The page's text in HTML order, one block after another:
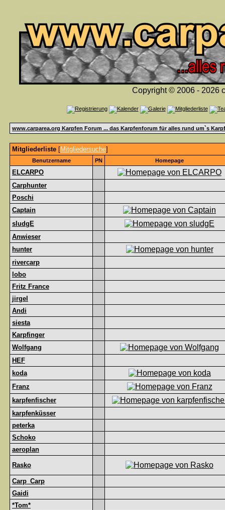
Copyright © 2006 - 2026
www.carparea.org Karpfen Forum ... das Karpfenforum für alles rund um`s
Mitgliederliste [Mitgliedersuche]
Benutzername PN Homepage
ELCARPO
Carphunter
Poschi
Captain
sludgE
Anwieser
hunter
rivercarp
lobo
Fritz France
jirgel
Andi
siesta
Karpfinger
Wolfgang
HEF
koda
Franz
karpfenfischer
karpfenküsser
peterka
Schoko
aeroplan
Rasko
Carp_Carp
Gaidi
*Tom*